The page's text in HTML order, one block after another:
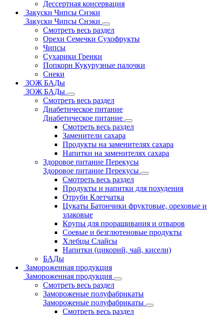
Дессертная консервация
Закуски Чипсы Снэки
Закуски Чипсы Снэки
Смотреть весь раздел
Орехи Семечки Сухофрукты
Чипсы
Сухарики Гренки
Попкорн Кукурузные палочки
Снеки
ЗОЖ БАДы
ЗОЖ БАДы
Смотреть весь раздел
Диабетическое питание
Диабетическое питание
Смотреть весь раздел
Заменители сахара
Продукты на заменителях сахара
Напитки на заменителях сахара
Здоровое питание Перекусы
Здоровое питание Перекусы
Смотреть весь раздел
Продукты и напитки для похудения
Отруби Клетчатка
Цукаты Батончики фруктовые, ореховые и
злаковые
Крупы для проращивания и отваров
Соевые и безглютеновые продукты
Хлебцы Слайсы
Напитки (цикорий, чай, кисели)
БАДы
Замороженная продукция
Замороженная продукция
Смотреть весь раздел
Замороженые полуфабрикаты
Замороженые полуфабрикаты
Смотреть весь раздел